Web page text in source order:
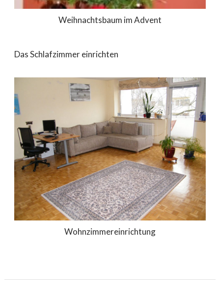
Weihnachtsbaum im Advent
Das Schlafzimmer einrichten
Wohnzimmereinrichtung